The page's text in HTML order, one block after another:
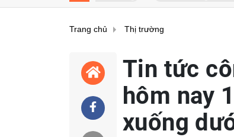
Trang chủ Thị trường
Tin tức
hôm nay
xuống